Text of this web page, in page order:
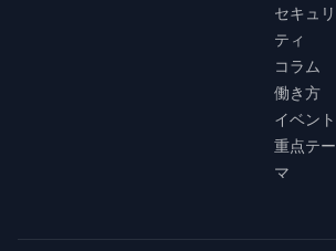
セキュリ
ティ
コラム
働き方
イベント
重点テー
マ